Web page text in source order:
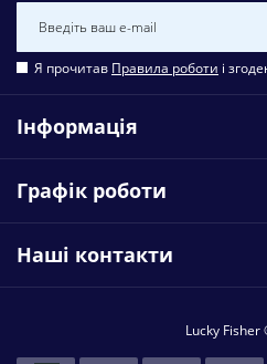
Я прочитав Правила роботи і
Інформація
Графік роботи
Наші контакти
Lucky